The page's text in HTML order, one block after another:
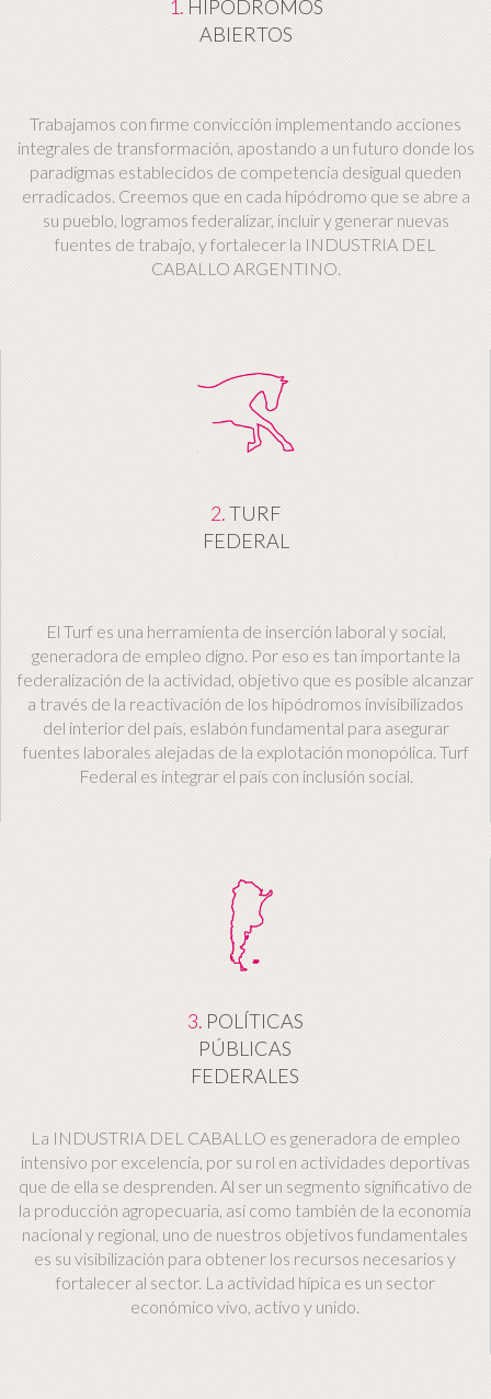
1. HIPÓDROMOS
ABIERTOS
Trabajamos con firme convicción implementando acciones
integrales de transformación, apostando a un futuro donde los
paradigmas establecidos de competencia desigual queden
erradicados. Creemos que en cada hipódromo que se abre a
su pueblo, logramos federalizar, incluir y generar nuevas
fuentes de trabajo, y fortalecer la INDUSTRIA DEL
CABALLO ARGENTINO.
2.TURF
FEDERAL
El Turf es una herramienta de inserción laboral y social,
generadora de empleo digno. Por eso es tan importante la
federalización de la actividad, objetivo que es posible alcanzar
a través de la reactivación de los hipódromos invisibilizados
del interior del país, eslabón fundamental para asegurar
fuentes laborales alejadas de la explotación monopólica. Turf
Federal es integrar el país con inclusión social.
3. POLÍTICAS
PÚBLICAS
FEDERALES
La INDUSTRIA DEL CABALLO es generadora de empleo
intensivo por excelencia, por su rol en actividades deportivas
que de ella se desprenden. Al ser un segmento significativo de
la producción agropecuaria, así como también de la economía
nacional y regional, uno de nuestros objetivos fundamentales
es su visibilización para obtener los recursos necesarios y
fortalecer al sector. La actividad hípica es un sector
económico vivo, activo y unido.